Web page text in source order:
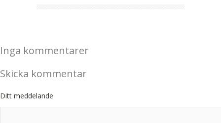
Inga kommentarer
Skicka kommentar
Ditt meddelande